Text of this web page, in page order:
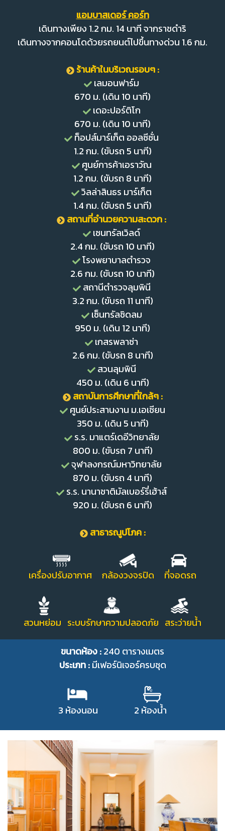
แอมบาสเดอร์ คอร์ท
เดินทางเพียง 1.2 กม. 14 นาที จากราชดำริ
เดินทางจากคอนโดด้วยรถยนต์ไปขึ้นทางด่วน 1.6 กม.
ร้านค้าในบริเวณรอบๆ :
เลมอนฟาร์ม
670 ม. (เดิน 10 นาที)
เดอะปอร์ติโก
670 ม. (เดิน 10 นาที)
ท็อปส์มาร์เก็ต ออลซีซั่น
1.2 กม. (ขับรถ 5 นาที)
ศูนย์การค้าเอราวัณ
1.2 กม. (ขับรถ 8 นาที)
วิลล่าสินธร มาร์เก็ต
1.4 กม. (ขับรถ 5 นาที)
สถานที่อำนวยความสะดวก :
เซนทรัลเวิลด์
2.4 กม. (ขับรถ 10 นาที)
โรงพยาบาลตำรวจ
2.6 กม. (ขับรถ 10 นาที)
สถานีตำรวจลุมพินี
3.2 กม. (ขับรถ 11 นาที)
เซ็นทรัลชิดลม
950 ม. (เดิน 12 นาที)
เกสรพลาซ่า
2.6 กม. (ขับรถ 8 นาที)
สวนลุมพินี
450 ม. (เดิน 6 นาที)
สถาบันการศึกษาที่ใกล้ๆ :
ศูนย์ประสานงาน ม.เอเชียน
350 ม. (เดิน 5 นาที)
ร.ร. มาแตร์เดอีวิทยาลัย
800 ม. (ขับรถ 7 นาที)
จุฬาลงกรณ์มหาวิทยาลัย
870 ม. (ขับรถ 4 นาที)
ร.ร. นานาชาติมัลเบอร์รี่เฮ้าส์
920 ม. (ขับรถ 6 นาที)
สาธารณูปโภค :
เครื่องปรับอากาศ กล้องวงจรปิด ที่จอดรถ
สวนหย่อม ระบบรักษาความปลอดภัย สระว่ายน้ำ
ขนาดห้อง :240 ตารางเมตร
ประเภท :มีเฟอร์นิเจอร์ครบชุด
3 ห้องนอน 2 ห้องน้ำ